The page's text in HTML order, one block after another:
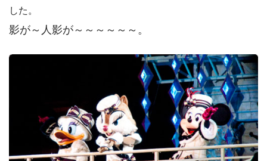
した。
影が～人影が～～～～～～。